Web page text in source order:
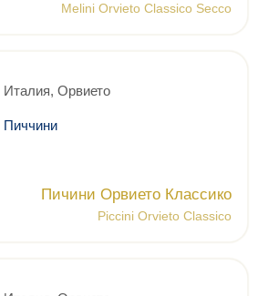
Melini Orvieto Classico Secco
Италия, Орвието
Пиччини
Пичини Орвието Классико
Piccini Orvieto Classico